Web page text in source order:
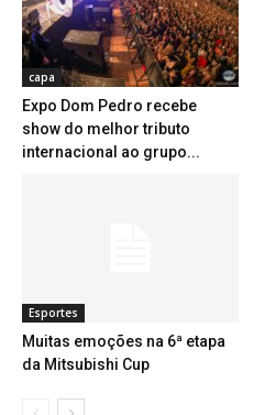
capa
Expo Dom Pedro recebe
show do melhor tributo
internacional ao grupo...
Esportes
Muitas emoções na 6ª etapa
da Mitsubishi Cup